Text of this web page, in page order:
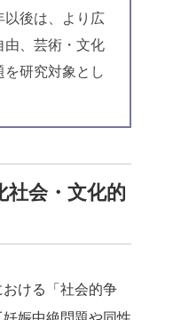
以後は、より広
由、芸術・文化
研究対象とし
会・文化的
ける「社会的争